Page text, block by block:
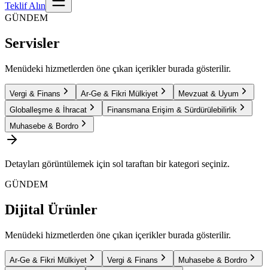
Teklif Alın
GÜNDEM
Servisler
Menüdeki hizmetlerden öne çıkan içerikler burada gösterilir.
Vergi & Finans Ar-Ge & Fikri Mülkiyet
Mevzuat & Uyum
Globalleşme & İhracat
Finansmana Erişim & Sürdürülebilirlik
Muhasebe & Bordro
Detayları görüntülemek için sol taraftan bir kategori seçiniz.
GÜNDEM
Dijital Ürünler
Menüdeki hizmetlerden öne çıkan içerikler burada gösterilir.
Ar-Ge & Fikri Mülkiyet Vergi & Finans
Muhasebe & Bordro